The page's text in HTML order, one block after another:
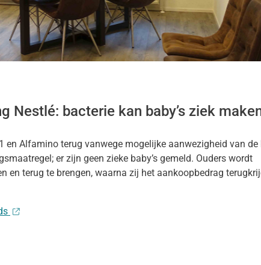
Nestlé: bacterie kan baby’s ziek
en Alfamino terug vanwege mogelijke aanwezigheid van de
er zijn geen zieke baby’s gemeld. Ouders wordt
en terug te brengen, waarna zij het aankoopbedrag